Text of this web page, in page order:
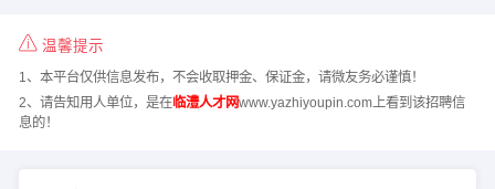
温馨提示
1、本平台仅供信息发布，不会收取押金、保证金，请微友务必谨慎！
2、请告知用人单位，是在临澧人才网www.yazhiyoupin.com上看到该招聘信
息的！